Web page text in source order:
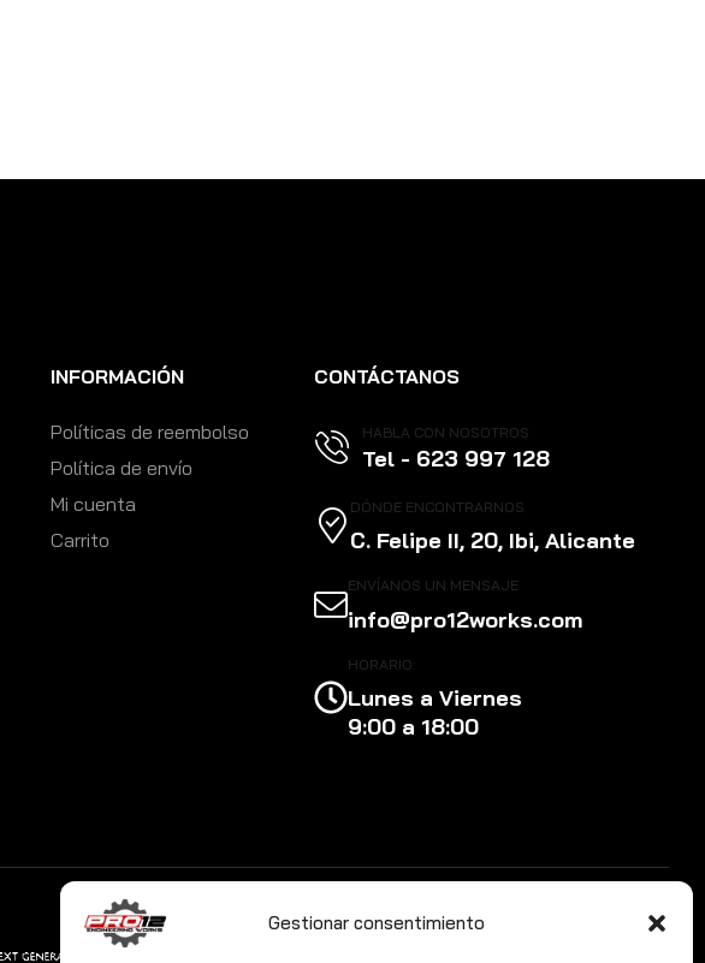
Gestionar consentimiento
INFORMACIÓN
Políticas de reembolso
Política de envío
Mi cuenta
Carrito
CONTÁCTANOS
HABLA CON NOSOTROS
Tel - 623 997 128
DÓNDE ENCONTRARNOS
C. Felipe II, 20, Ibi, Alicante
ENVÍANOS UN MENSAJE
info@pro12works.com
HORARIO:
Lunes a Viernes
9:00 a 18:00